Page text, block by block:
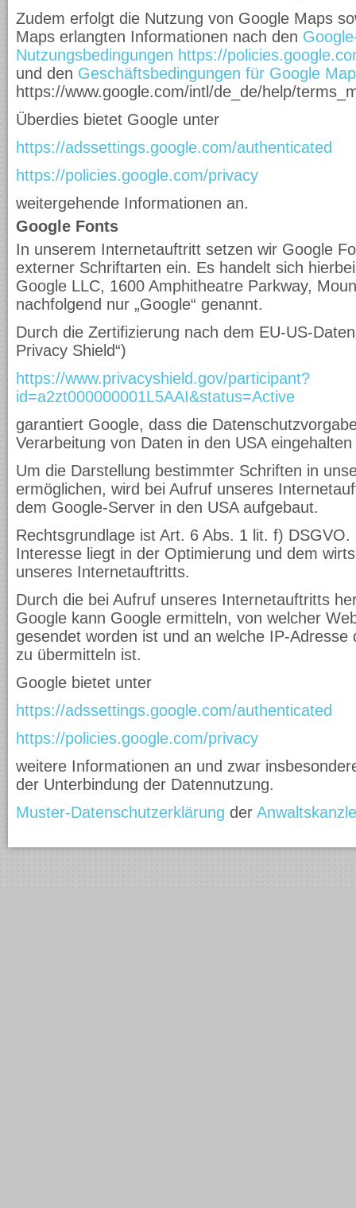
Zudem erfolgt die Nutzung von Google Maps
Maps erlangten Informationen nach den
Nutzungsbedingungen https://
und den Geschäftsbedingungen für Google
https://www.google.com/intl/de_de/help/
Überdies bietet Google unter
https://adssettings.google.com/authenticated
https://policies.google.com/privacy
weitergehende Informationen an.
Google Fonts
In unserem Internetauftritt setzen wir Google
externer Schriftarten ein. Es handelt sich
Google LLC, 1600 Amphitheatre Parkway,
nachfolgend nur „Google“ genannt.
Durch die Zertifizierung nach dem EU-US-
Privacy Shield“)
https://www.privacyshield.gov/participant?
id=a2zt000000001L5AAI&status=Active
garantiert Google, dass die
Verarbeitung von Daten in den USA
Um die Darstellung bestimmter Schriften in
ermöglichen, wird bei Aufruf unseres
dem Google-Server in den USA aufgebaut.
Rechtsgrundlage ist Art. 6 Abs. 1 lit. f)
Interesse liegt in der Optimierung und dem
unseres Internetauftritts.
Durch die bei Aufruf unseres Internetauftritts
Google kann Google ermitteln, von welcher
gesendet worden ist und an welche IP-Adresse
zu übermitteln ist.
Google bietet unter
https://adssettings.google.com/authenticated
https://policies.google.com/privacy
weitere Informationen an und zwar
der Unterbindung der Datennutzung.
Muster-Datenschutzerklärung der